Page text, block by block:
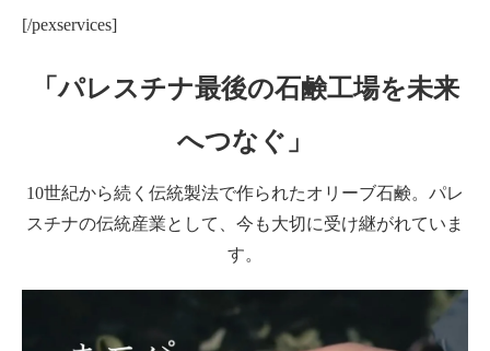
[/pexservices]
「パレスチナ最後の石鹸工場を未来
へつなぐ」
10世紀から続く伝統製法で作られたオリーブ石鹸。パレ
スチナの伝統産業として、今も大切に受け継がれていま
す。